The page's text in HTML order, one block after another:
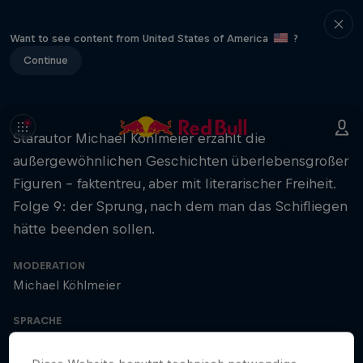
Want to see content from United States of America
?
Continue
Starautor Michael Köhlmeier erzählt die
außergewöhnlichen Geschichten überlebensgroßer
Figuren – faktentreu, aber mit literarischer Freiheit.
Folge 9: der Sprung, nach dem man das Schifliegen
hätte beenden sollen.
MODERATION
Michael Köhlmeier
SPRACHE